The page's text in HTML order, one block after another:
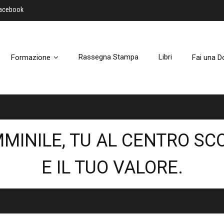
Formazione Rassegna Stampa Libri Fai una
TU AL CENTRO
E IL TUO VALORE.